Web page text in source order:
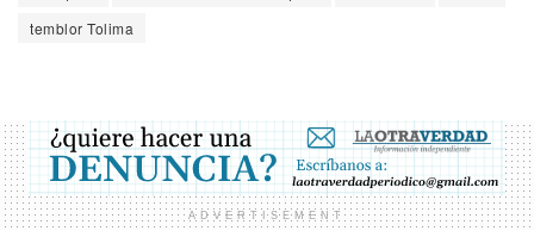
temblor Tolima
ADVERTISEMENT